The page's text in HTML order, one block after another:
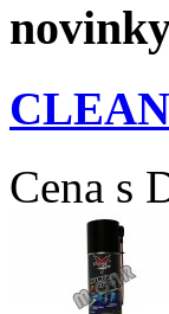
Cena s